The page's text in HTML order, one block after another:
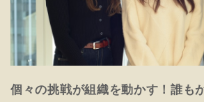
個々の挑戦が組織を動かす！誰も